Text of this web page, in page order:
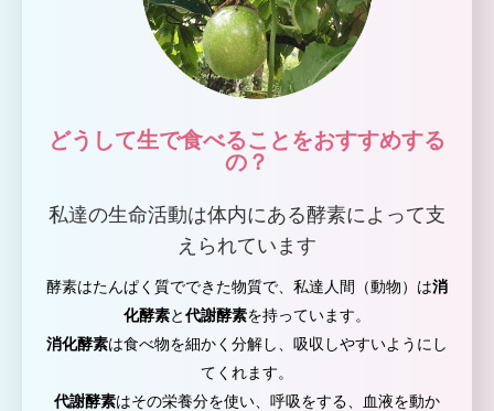
どうして生で食べることをおすすめする
の？
私達の生命活動は体内にある酵素によって支
えられています
酵素はたんぱく質でできた物質で、私達人間（動物）は消
化酵素と代謝酵素を持っています。
消化酵素は食べ物を細かく分解し、吸収しやすいようにし
てくれます。
代謝酵素はその栄養分を使い、呼吸をする、血液を動か